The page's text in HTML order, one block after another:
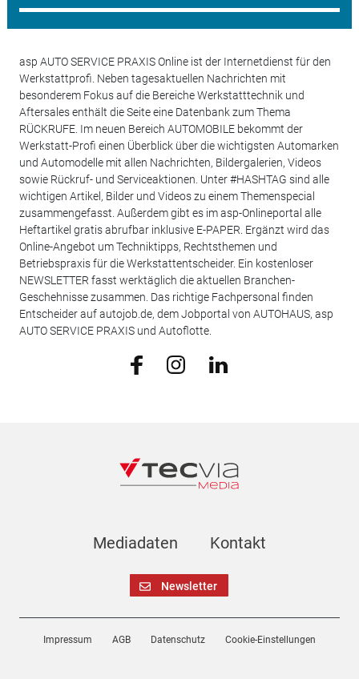
asp AUTO SERVICE PRAXIS Online ist der Internetdienst für den
Werkstattprofi. Neben tagesaktuellen Nachrichten mit
besonderem Fokus auf die Bereiche Werkstatttechnik und
Aftersales enthält die Seite eine Datenbank zum Thema
RÜCKRUFE. Im neuen Bereich AUTOMOBILE bekommt der
Werkstatt-Profi einen Überblick über die wichtigsten Automarken
und Automodelle mit allen Nachrichten, Bildergalerien, Videos
sowie Rückruf- und Serviceaktionen. Unter #HASHTAG sind alle
wichtigen Artikel, Bilder und Videos zu einem Themenspecial
zusammengefasst. Außerdem gibt es im asp-Onlineportal alle
Heftartikel gratis abrufbar inklusive E-PAPER. Ergänzt wird das
Online-Angebot um Techniktipps, Rechtsthemen und
Betriebspraxis für die Werkstattentscheider. Ein kostenloser
NEWSLETTER fasst werktäglich die aktuellen Branchen-
Geschehnisse zusammen. Das richtige Fachpersonal finden
Entscheider auf autojob.de, dem Jobportal von AUTOHAUS, asp
AUTO SERVICE PRAXIS und Autoflotte.
Mediadaten Kontakt
Newsletter
Impressum AGB Datenschutz Cookie-Einstellungen